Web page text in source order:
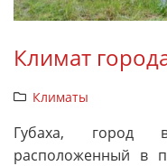
Климат
Климаты
Губаха, город в
расположенный в